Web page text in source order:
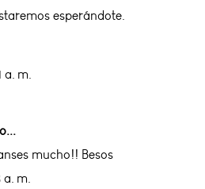
esperándote.
a. m.
mucho!! Besos
a. m.